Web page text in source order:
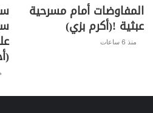
المفاوضات أمام مسرحية
عبثية !(أكرم بزي)
منذ 6 ساعات